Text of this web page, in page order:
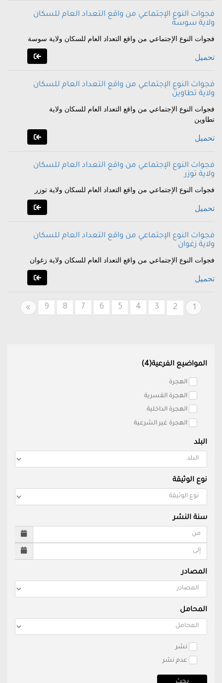
فجوات النوع الإجتماعي من واقع التعداد العام للسكان
ولاية سوسة
فجوات النوع الإجتماعي من واقع التعداد العام للسكان ولاية سوسة
تحميل
فجوات النوع الإجتماعي من واقع التعداد العام للسكان
ولاية تطاوين
فجوات النوع الإجتماعي من واقع التعداد العام للسكان ولاية
تطاوين
تحميل
فجوات النوع الإجتماعي من واقع التعداد العام للسكان
ولاية توزر
فجوات النوع الإجتماعي من واقع التعداد العام للسكان ولاية توزر
تحميل
فجوات النوع الإجتماعي من واقع التعداد العام للسكان
ولاية زغوان
فجوات النوع الإجتماعي من واقع التعداد العام للسكان ولاية زغوان
تحميل
1
2
3
4
5
6
7
8
9
»
Next
المواضيع الفرعية(4)
الهجرة
الهجرة القسرية
الهجرة الداخلية
الهجرة غير الشرعية
البلد
نوع الوثيقة
سنة النشر
المصادر
المحامل
نشر
عدم نشر